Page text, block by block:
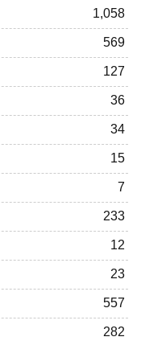
1,058
569
127
36
34
15
7
233
12
23
557
282